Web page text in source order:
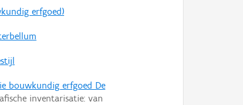
erfgoed)
bouwkundig erfgoed De
inventarisatie: van